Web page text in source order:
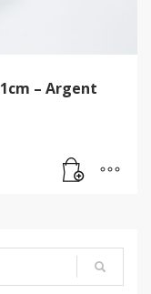
– Argent